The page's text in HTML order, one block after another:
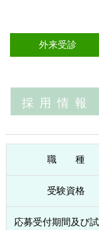
外来受診
採用情報
職 種
受験資格
応募受付期間及び